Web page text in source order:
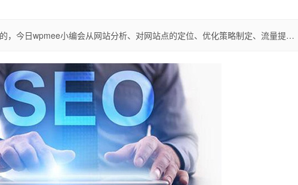
，今日wpmee小编会从网站分析、对网站点的定位、优化策略制定、流量提…